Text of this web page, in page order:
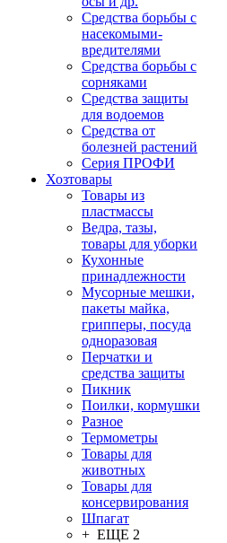
Средства борьбы с
насекомыми-
вредителями
Средства борьбы с
сорняками
Средства защиты
для водоемов
Средства от
болезней растений
Серия ПРОФИ
Хозтовары
Товары из
пластмассы
Ведра, тазы,
товары для уборки
Кухонные
принадлежности
Мусорные мешки,
пакеты майка,
грипперы, посуда
одноразовая
Перчатки и
средства защиты
Пикник
Поилки, кормушки
Разное
Термометры
Товары для
животных
Товары для
консервирования
Шпагат
+ ЕЩЕ 2